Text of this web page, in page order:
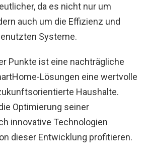
da es nicht nur um
auch um die Effizienz und
Systeme.
Punkte ist eine nachträgliche
Lösungen eine wertvolle
Haushalte.
Optimierung seiner
innovative Technologien
dieser Entwicklung profitieren.